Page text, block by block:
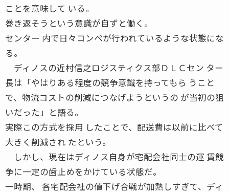
ことを意味して いる。
巻き返そうという意識が自ずと働く。
センター 内で日々コンペが行われているような状態にな
る。
ディノスの近村信之ロジスティクス部ＤＬＣセン ター
長は「やはりある程度の競争意識を持ってもら うこと
で、物流コストの削減につなげようというの が当初の狙
いだった」と語る。
実際この方式を採用 したことで、配送費は以前に比べて
大きく削減され たという。
しかし、現在はディノス自身が宅配会社同士の運 賃競
争に一定の歯止めをかけている状態だ。
一時期、 各宅配会社の値下げ合戦が加熱しすぎて、ディ